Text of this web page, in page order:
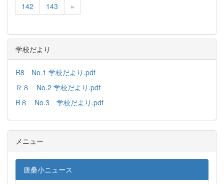
142
143 »
学校だより
R8 No.1 学校だより.pdf
Ｒ８ No.2 学校だより.pdf
R８ No.3 学校だより.pdf
メニュー
唐桑小ニュース